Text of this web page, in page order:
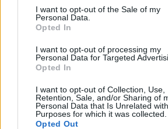
I want to opt-out of the Sale of my
Personal Data.
Opted In
I want to opt-out of processing my
Personal Data for Targeted
Opted In
I want to opt-out of Collection, Use,
Retention, Sale, and/or Sharing of
Personal Data that Is Unrelated
Purposes for which it was collected.
Opted Out
πως τους αντιμετωπίζουμε
σωρό άλλες αιτίες που εμφανίζονται οι
από τις βασικότερες είναι η
17/02/2026 Δεν υπάρχουν Σχόλια